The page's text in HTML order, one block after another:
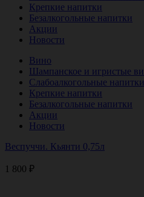
Крепкие напитки
Безалкогольные напитки
Акции
Новости
Вино
Шампанское и игристые
Слабоалкогольные напитки
Крепкие напитки
Безалкогольные напитки
Акции
Новости
Веспуччи. Кьянти 0,75л
1 800 ₽